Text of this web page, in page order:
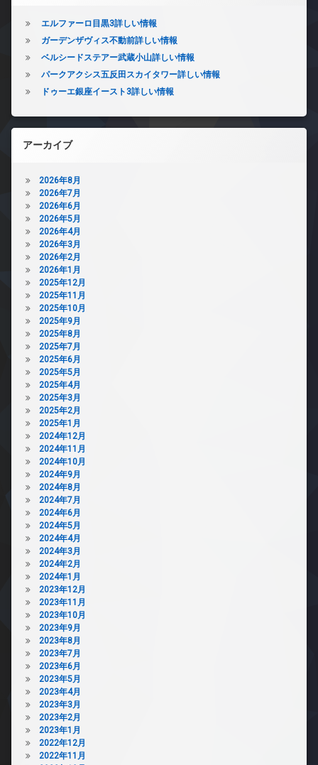
エルファーロ目黒3詳しい情報
ガーデンザヴィス不動前詳しい情報
ベルシードステアー武蔵小山詳しい情報
パークアクシス五反田スカイタワー詳しい情報
ドゥーエ銀座イースト3詳しい情報
アーカイブ
2026年8月
2026年7月
2026年6月
2026年5月
2026年4月
2026年3月
2026年2月
2026年1月
2025年12月
2025年11月
2025年10月
2025年9月
2025年8月
2025年7月
2025年6月
2025年5月
2025年4月
2025年3月
2025年2月
2025年1月
2024年12月
2024年11月
2024年10月
2024年9月
2024年8月
2024年7月
2024年6月
2024年5月
2024年4月
2024年3月
2024年2月
2024年1月
2023年12月
2023年11月
2023年10月
2023年9月
2023年8月
2023年7月
2023年6月
2023年5月
2023年4月
2023年3月
2023年2月
2023年1月
2022年12月
2022年11月